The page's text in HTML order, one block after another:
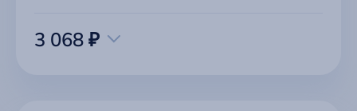
3 068 ₽